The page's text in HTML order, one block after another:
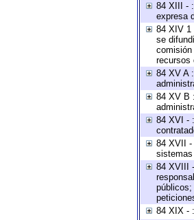
84 XIII -
expresa
84 XIV 1
se
recursos
84 XV A
84 XV B
84 XVI -
84 XVII -
sistemas
84 XVIII
84 XIX -